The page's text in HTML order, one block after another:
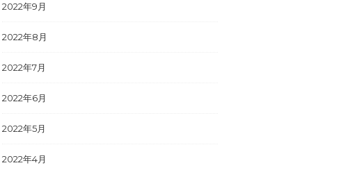
2022年9月
2022年8月
2022年7月
2022年6月
2022年5月
2022年4月